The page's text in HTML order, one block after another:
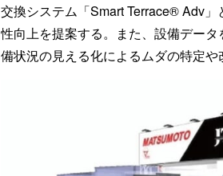
交換システム「Smart Terrace® Adv
性向上を提案する。また、設備デー
備状況の見える化によるムダの特定や